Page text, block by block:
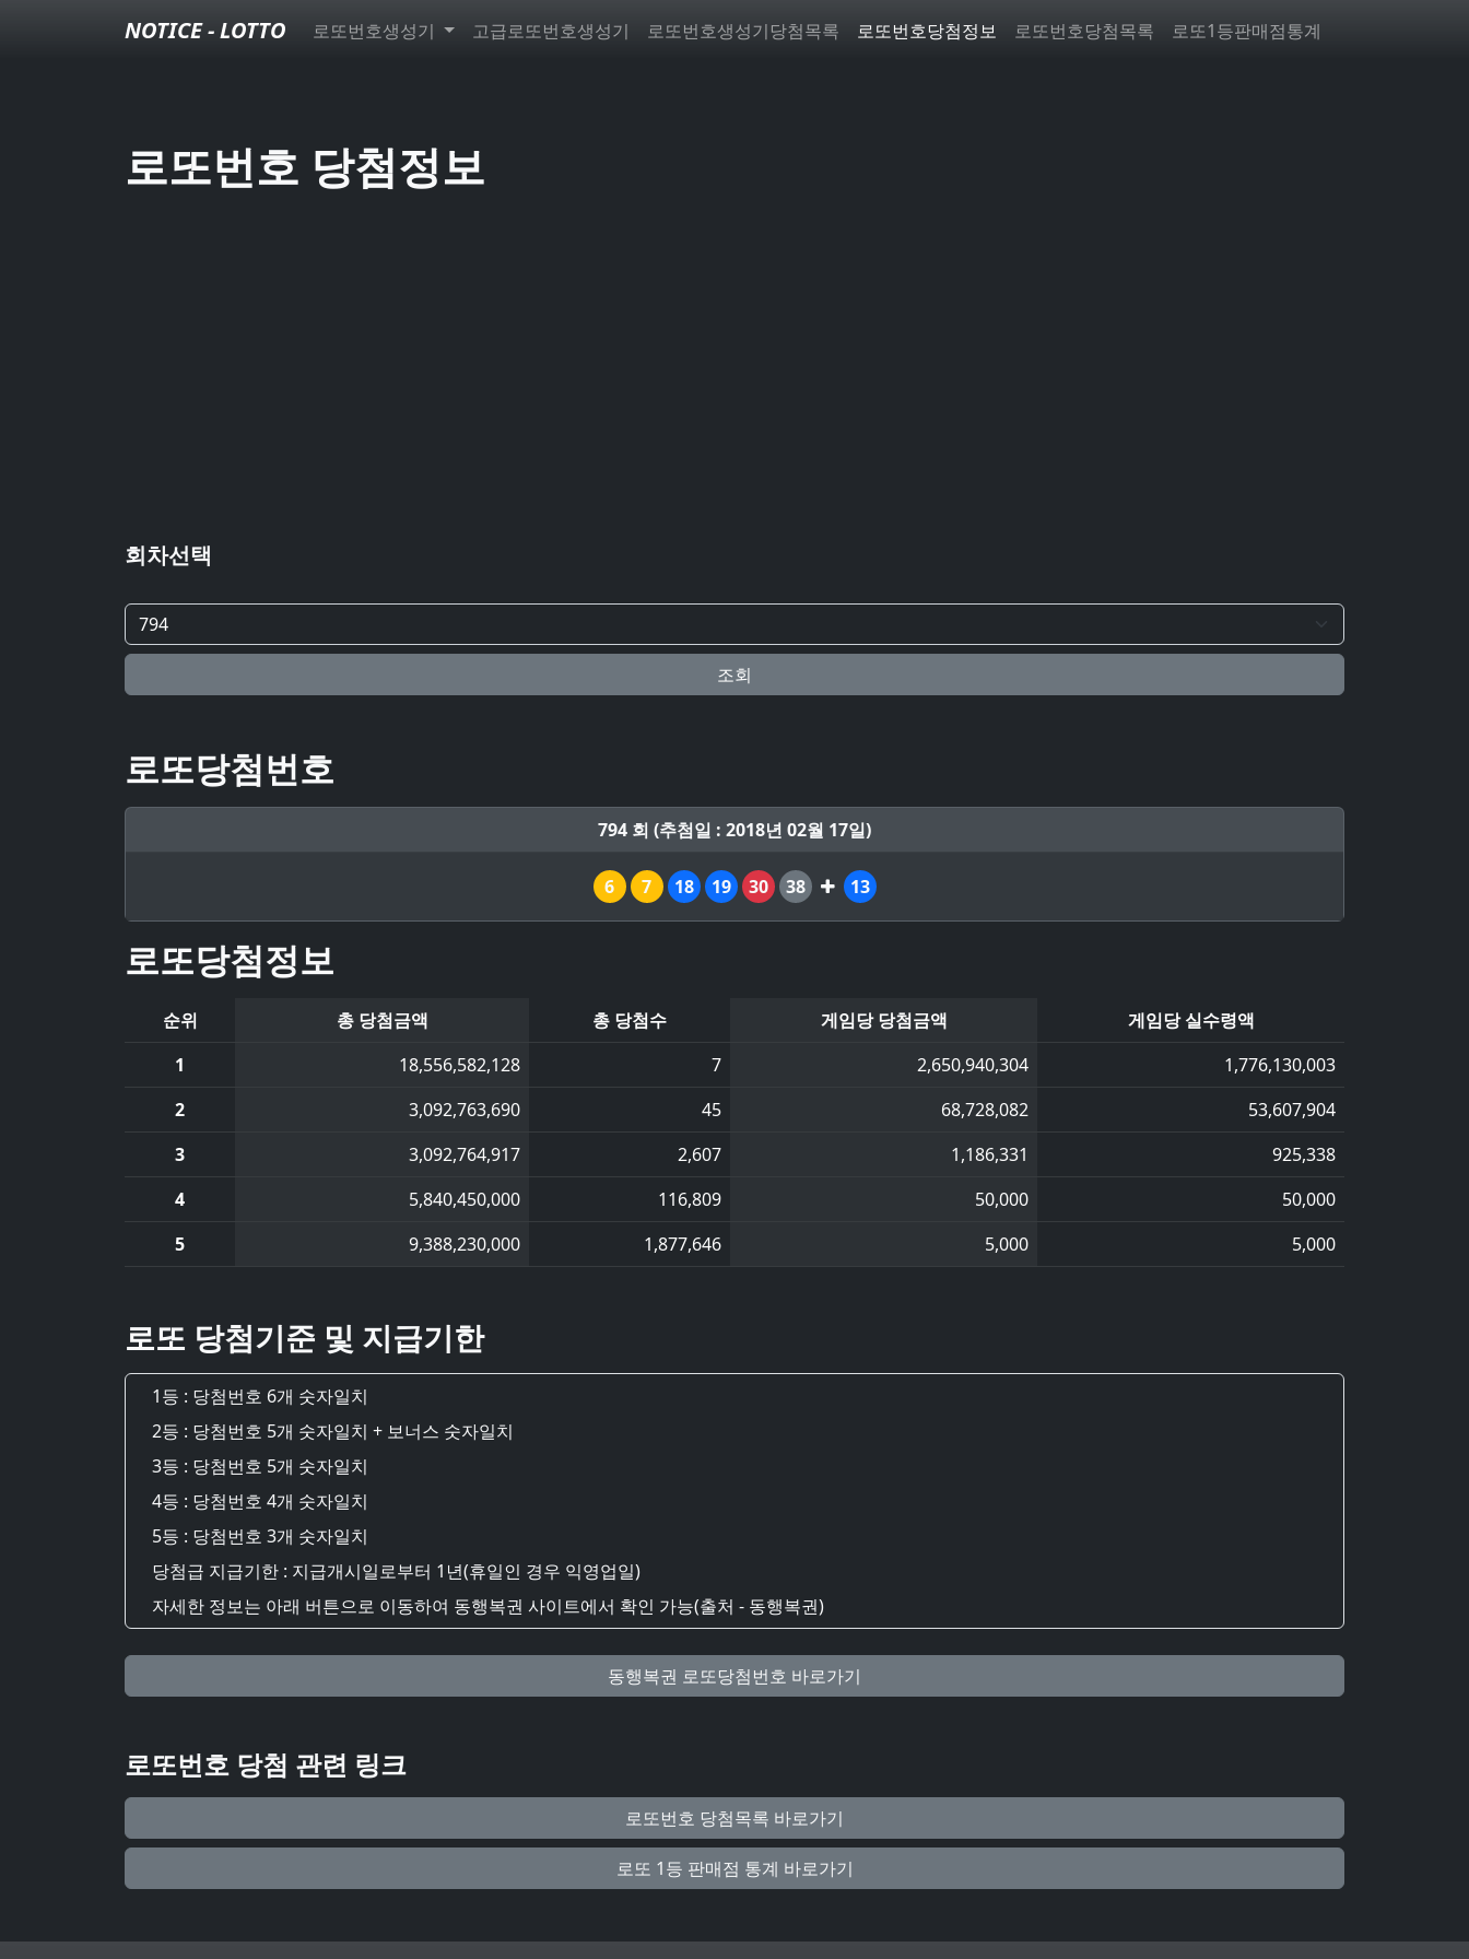
NOTICE - LOTTO 로또번호생성기 고급로또번호생성기 로또번호생성기당첨목록 로또번호당첨정보 로또번호당첨목록 로또1등판매점통계
로또번호 당첨정보
회차선택
조회
로또당첨번호
794 회 (추첨일 : 2018년 02월 17일)
6 7 18 19 30 38 13
로또당첨정보
순위 총 당첨금액 총 당첨수 게임당 당첨금액
게임당 실수령액
1
18,556,582,128 7 2,650,940,304
1,776,130,003
2
3,092,763,690 45 68,728,082
53,607,904
3
3,092,764,917 2,607 1,186,331
925,338
4
5,840,450,000 116,809 50,000
50,000
5
9,388,230,000 1,877,646 5,000 5,000
로또 당첨기준 및 지급기한
1등 : 당첨번호 6개 숫자일치
2등 : 당첨번호 5개 숫자일치 + 보너스 숫자일치
3등 : 당첨번호 5개 숫자일치
4등 : 당첨번호 4개 숫자일치
5등 : 당첨번호 3개 숫자일치
당첨급 지급기한 : 지급개시일로부터 1년(휴일인 경우 익영업일)
자세한 정보는 아래 버튼으로 이동하여 동행복권 사이트에서 확인 가능(출처 - 동행복권)
동행복권 로또당첨번호 바로가기
로또번호 당첨 관련 링크
로또번호 당첨목록 바로가기
로또 1등 판매점 통계 바로가기